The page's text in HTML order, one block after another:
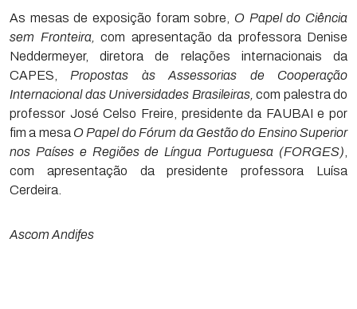
As mesas de exposição foram sobre, O Papel do Ciência
sem Fronteira, com apresentação da professora Denise
Neddermeyer, diretora de relações internacionais da
CAPES, Propostas às Assessorias de Cooperação
Internacional das Universidades Brasileiras, com palestra do
professor José Celso Freire, presidente da FAUBAI e por
fim a mesa O Papel do Fórum da Gestão do Ensino Superior
nos Países e Regiões de Língua Portuguesa (FORGES)
com apresentação da presidente professora Luísa
Cerdeira.
Ascom Andifes